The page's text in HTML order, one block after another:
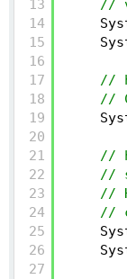
13
14
15
16
17
18
19
20
21
22
23
24
25
26
27
//
//
//
//
//
//
//